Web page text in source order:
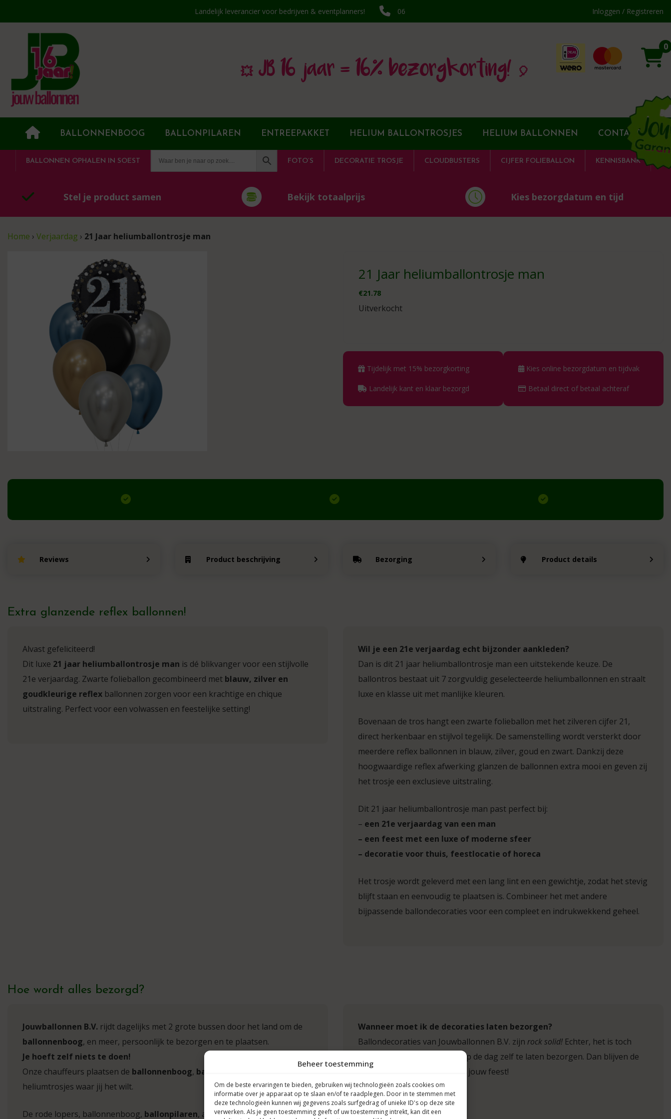
Beheer toestemming
Om de beste ervaringen te bieden, gebruiken wij technologieën zoals cookies om
informatie over je apparaat op te slaan en/of te raadplegen. Door in te stemmen met
deze technologieën kunnen wij gegevens zoals surfgedrag of unieke ID's op deze site
verwerken. Als je geen toestemming geeft of uw toestemming intrekt, kan dit een
Landelijk leverancier voor bedrijven & eventplanners! 06 Inloggen / Registreren
💥 JB 16 jaar = 16% bezorgkorting! 🎈
0
BALLONNENBOOG BALLONPILAREN ENTREEPAKKET HELIUM BALLONTROSJES HELIUM BALLONNEN CONTACT
BALLONNEN OPHALEN IN SOEST FOTO’S DECORATIE TROSJE CLOUDBUSTERS CIJFER FOLIEBALLON KENNISBANK
Stel je product samen Bekijk totaalprijs Kies bezorgdatum en tijd
Home › Verjaardag › 21 Jaar heliumballontrosje man
21 Jaar heliumballontrosje man
€21.78
Uitverkocht
Tijdelijk met 15% bezorgkorting
Landelijk kant en klaar bezorgd
Kies online bezorgdatum en tijdvak
Betaal direct of betaal achteraf
Reviews Product beschrijving Bezorging Product details
Extra glanzende reflex ballonnen!
Alvast gefeliciteerd!
Dit luxe 21 jaar heliumballontrosje man is dé blikvanger voor een stijlvolle
21e verjaardag. Zwarte folieballon gecombineerd met blauw, zilver en
goudkleurige reflex ballonnen zorgen voor een krachtige en chique
uitstraling. Perfect voor een volwassen en feestelijke setting!
Wil je een 21e verjaardag echt bijzonder aankleden?
Dan is dit 21 jaar heliumballontrosje man een uitstekende keuze. De
ballontros bestaat uit 7 zorgvuldig geselecteerde heliumballonnen en straalt
luxe en klasse uit met manlijke kleuren.
Bovenaan de tros hangt een zwarte folieballon met het zilveren cijfer 21,
direct herkenbaar en stijlvol tegelijk. De samenstelling wordt versterkt door
meerdere reflex ballonnen in blauw, zilver, goud en zwart. Dankzij deze
hoogwaardige reflex afwerking glanzen de ballonnen extra mooi en geven zij
het trosje een exclusieve uitstraling.
Dit 21 jaar heliumballontrosje man past perfect bij:
– een 21e verjaardag van een man
– een feest met een luxe of moderne sfeer
– decoratie voor thuis, feestlocatie of horeca
Het trosje wordt geleverd met een lang lint en een gewichtje, zodat het stevig
blijft staan en eenvoudig te plaatsen is. Combineer het met andere
bijpassende ballondecoraties voor een compleet en indrukwekkend geheel.
Hoe wordt alles bezorgd?
Jouwballonnen B.V. rijdt dagelijks met 2 grote bussen door het land om de
ballonnenboog, en meer, persoonlijk te bezorgen en te plaatsen.
Je hoeft zelf niets te doen!
Onze chauffeurs plaatsen de ballonnenboog, ballonnenpilaar
heliumtrosjes waar jij het wilt.
De rode lopers, ballonnenboog, ballonpilaren, afzetpalen, of helium ballon
Wanneer moet ik de decoraties laten bezorgen?
Ballondecoraties van Jouwballonnen B.V. zijn rock solid! Echter, het is toch
verstandig om je bestelling op de dag zelf te laten bezorgen. Dan blijven de
decoraties mooi glanzend op jouw feest!
Notitie: